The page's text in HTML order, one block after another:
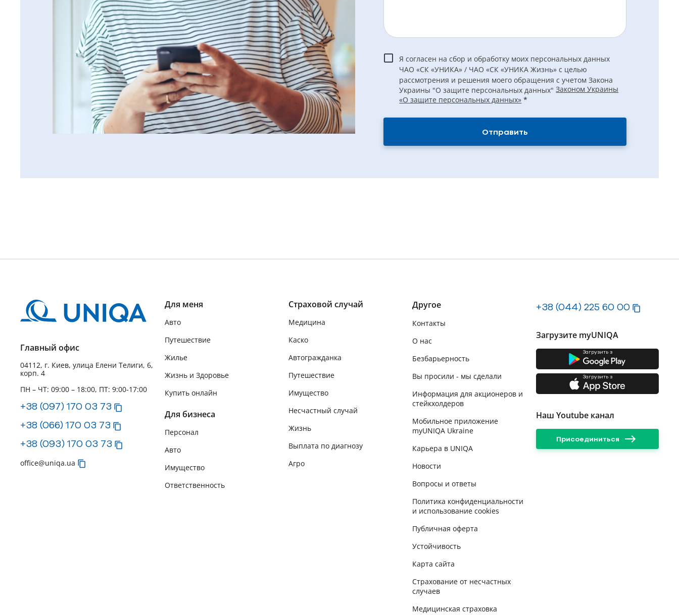
Я согласен на сбор и обработку моих персональных данных
ЧАО «СК «УНИКА» / ЧАО «СК «УНИКА Жизнь» с целью
рассмотрения и решения моего обращения с учетом Закона
Украины "О защите персональных данных" Законом Украины
«О защите персональных данных» *
Отправить
Главный офис
04112, г. Киев, улица Елени Телиги, 6,
корп. 4
ПН – ЧТ: 09:00 – 18:00, ПТ: 9:00-17:00
+38 (097) 170 03 73
+38 (066) 170 03 73
+38 (093) 170 03 73
office@uniqa.ua
Для меня
Авто
Путешествие
Жилье
Жизнь и Здоровье
Купить онлайн
Для бизнеса
Персонал
Авто
Имущество
Ответственность
Страховой случай
Медицина
Каско
Автогражданка
Путешествие
Имущество
Несчастный случай
Жизнь
Выплата по диагнозу
Агро
Другое
Контакты
О нас
Безбарьерность
Вы просили - мы сделали
Информация для акционеров и
стейкхолдеров
Мобильное приложение
myUNIQA Ukraine
Карьера в UNIQA
Новости
Вопросы и ответы
Политика конфиденциальности
и использование cookies
Публичная оферта
Устойчивость
Карта сайта
Страхование от несчастных
случаев
Медицинская страховка
+38 (044) 225 60 00
Загрузите myUNIQA
Загрузить з
Загрузить з
Наш Youtube канал
Присоединиться